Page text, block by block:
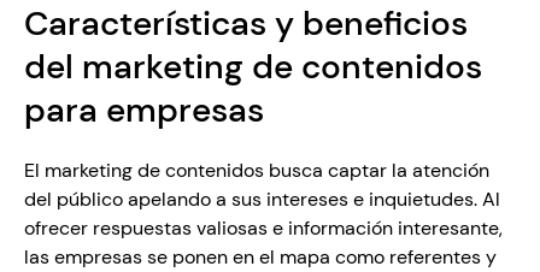
Características y beneficios
del marketing de contenidos
para empresas
El marketing de contenidos busca captar la atención
del público apelando a sus intereses e inquietudes. Al
ofrecer respuestas valiosas e información interesante,
las empresas se ponen en el mapa como referentes y